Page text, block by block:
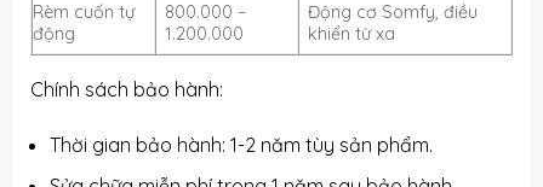
Rèm cuốn tự
động
800.000 –
1.200.000
Động cơ Somfy, điều
khiển từ xa
Chính sách bảo hành:
Thời gian bảo hành: 1-2 năm tùy sản phẩm.